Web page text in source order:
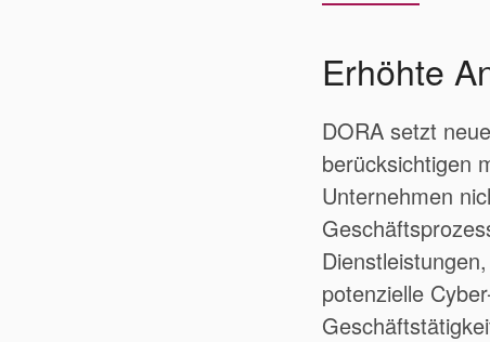
Erhöhte
DORA setzt
berücksichtigen
Unternehmen
potenzielle